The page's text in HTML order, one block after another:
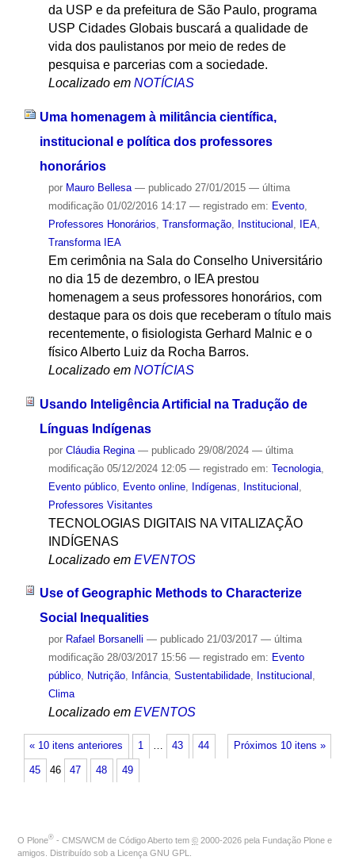
da USP e da prefeitura de São Paulo, programa
USP Cidades Globais buscará a qualidade de
vida dos paulistanos por meio de redes de
pesquisa e parcerias com a sociedade.
Localizado em NOTÍCIAS
Uma homenagem à militância científica,
institucional e política dos professores
honorários
por Mauro Bellesa — publicado27/01/2015 — última
modificação01/02/2016 14:17 — registrado em: Evento,
Professores Honorários Transformação, Institucional IEA,
Transforma IEA
Em cerimônia na Sala do Conselho Universitário
no dia 15 de dezembro, o IEA prestou
homenagem a seus professores honorários, com
destaque para os dois que receberam o título mais
recentemente, o fisiologista Gerhard Malnic e o
físico Alberto Luiz da Rocha Barros.
Localizado em NOTÍCIAS
Usando Inteligência Artificial na Tradução de
Línguas Indígenas
por Cláudia Regina — publicado29/08/2024 — última
modificação05/12/2024 12:05 — registrado em: Tecnologia,
Evento público, Evento online, Indígenas Institucional
Professores Visitantes
TECNOLOGIAS DIGITAIS NA VITALIZAÇÃO
INDÍGENAS
Localizado em EVENTOS
Use of Geographic Methods to Characterize
Social Inequalities
por Rafael Borsanelli — publicado21/03/2017 — última
modificação28/03/2017 15:56 — registrado em: Evento
público, Nutrição, Infância, Sustentabilidade, Institucional ,
Clima
Localizado em EVENTOS
« 10 itens anteriores Próximos 10 itens »
1 … 43 44
45 46 47 48 49
O Plone® - CMS/WCM de Código Aberto tem © 2000-2026 pela Fundação Plone e
amigos. Distribuído sob a Licença GNU GPL